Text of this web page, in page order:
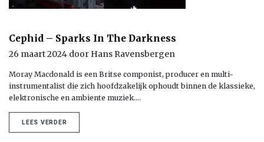
Cephid – Sparks In The Darkness
26 maart 2024 door Hans Ravensbergen
Moray Macdonald is een Britse componist, producer en multi-
instrumentalist die zich hoofdzakelijk ophoudt binnen de klassieke,
elektronische en ambiente muziek.…
LEES VERDER